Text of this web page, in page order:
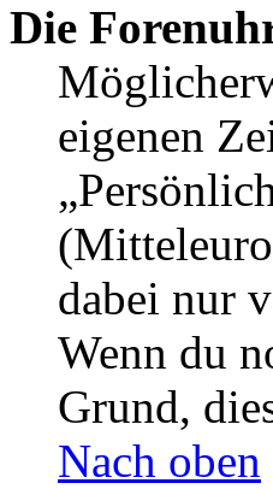
Die
eigenen
dabei nur
Wenn du
Grund,
Nach oben